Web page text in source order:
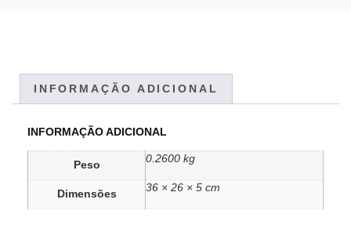
INFORMAÇÃO ADICIONAL
INFORMAÇÃO ADICIONAL
Peso
0.2600 kg
Dimensões
36 × 26 × 5 cm